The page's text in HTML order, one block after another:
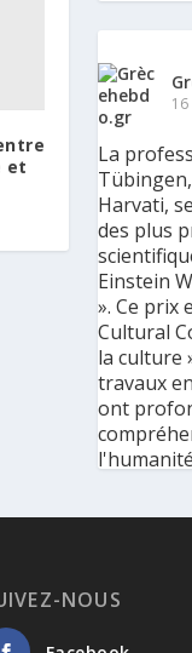
et
La
Harvati,
des plus
Einstein
». Ce prix
Cultural
la culture
travaux
ont
ma
déclaré
NOUS